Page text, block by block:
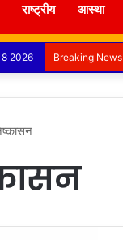
राष्ट्रीय आस्था
2026 Breaking News